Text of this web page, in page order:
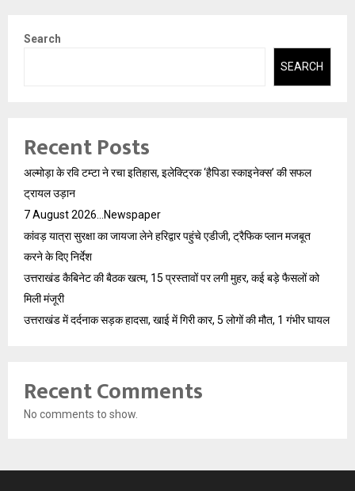
Search
SEARCH
Recent Posts
अल्मोड़ा के रवि टम्टा ने रचा इतिहास, इलेक्ट्रिक ‘हैपिडा स्काइनेक्स’ की सफल
ट्रायल उड़ान
7 August 2026…Newspaper
कांवड़ यात्रा सुरक्षा का जायजा लेने हरिद्वार पहुंचे एडीजी, ट्रैफिक प्लान मजबूत
करने के दिए निर्देश
उत्तराखंड कैबिनेट की बैठक खत्म, 15 प्रस्तावों पर लगी मुहर, कई बड़े फैसलों को
मिली मंजूरी
उत्तराखंड में दर्दनाक सड़क हादसा, खाई में गिरी कार, 5 लोगों की मौत, 1 गंभीर घायल
Recent Comments
No comments to show.